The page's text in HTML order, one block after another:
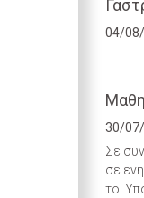
04/
30/
Σε
σε
το